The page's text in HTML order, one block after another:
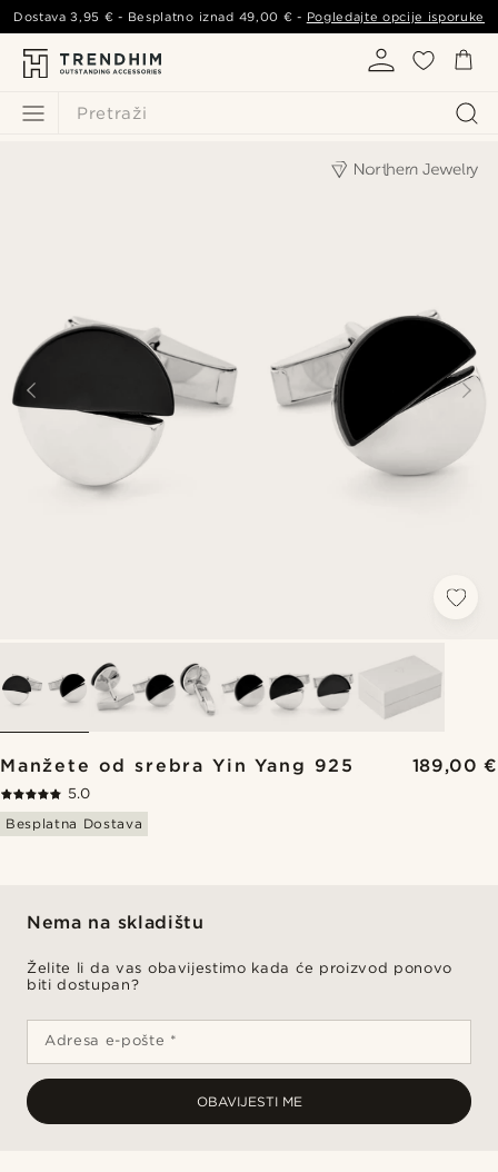
Pretraži
Dostava3,95 € - Besplatno iznad 49,00 € - Pogledajte opcije isporuke
Manžete od srebra Yin Yang 925 189,00 €
5.0
Besplatna Dostava
Nema na skladištu
Želite li da vas obavijestimo kada će proizvod ponovo
biti dostupan?
Adresa e-pošte *
OBAVIJESTI ME